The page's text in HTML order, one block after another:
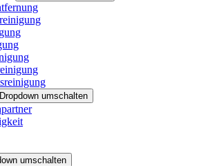
Dropdown umschalten
umschalten